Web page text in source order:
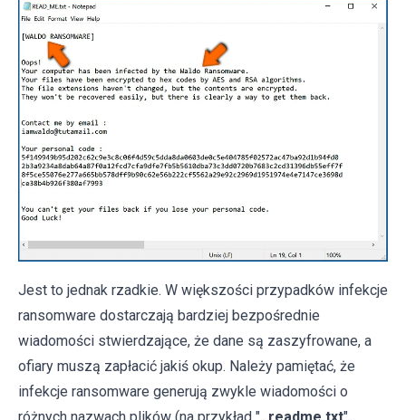
Jest to jednak rzadkie. W większości przypadków infekcje
ransomware dostarczają bardziej bezpośrednie
wiadomości stwierdzające, że dane są zaszyfrowane, a
ofiary muszą zapłacić jakiś okup. Należy pamiętać, że
infekcje ransomware generują zwykle wiadomości o